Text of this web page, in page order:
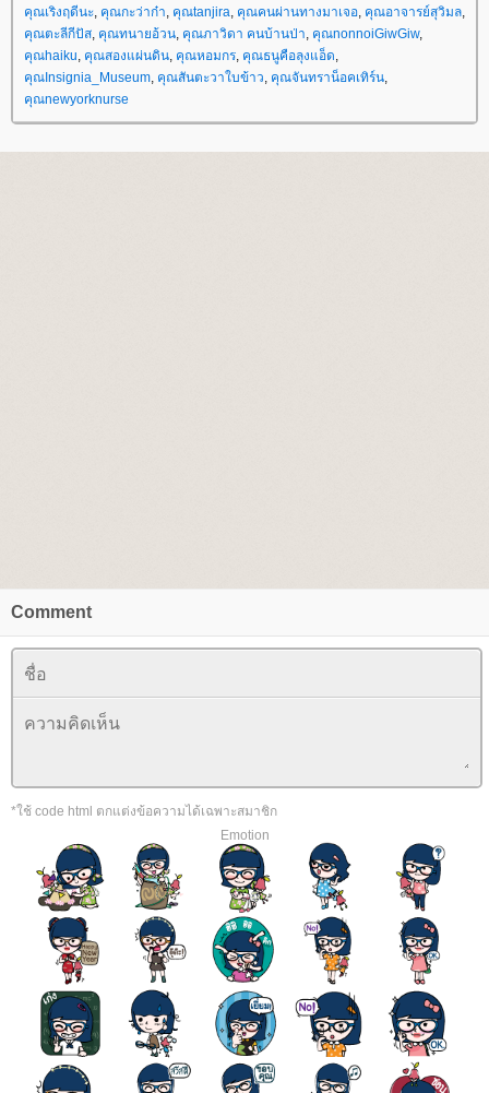
คุณเริงฤดีนะ, คุณกะว่าก๋า, คุณtanjira, คุณคนผ่านทางมาเจอ, คุณอาจารย์สุวิมล,
คุณตะลีกีปัส, คุณทนายอ้วน, คุณภาวิดา คนบ้านป่า, คุณnonnoiGiwGiw,
คุณhaiku, คุณสองแผ่นดิน, คุณหอมกร, คุณธนูคือลุงแอ็ด,
คุณInsignia_Museum, คุณสันตะวาใบข้าว, คุณจันทราน็อคเทิร์น,
คุณnewyorknurse
Comment
*ใช้ code html ตกแต่งข้อความได้เฉพาะสมาชิก
Emotion